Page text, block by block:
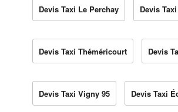
Devis Taxi Le Perchay Devis
Devis Taxi Théméricourt Devis
Devis Taxi Vigny 95 Devis Taxi